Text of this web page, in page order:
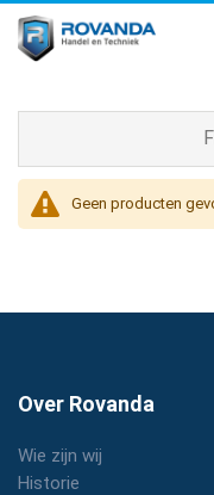
Ga
naar
de
Geen producten
Over Rovanda
Wie zijn wij
Historie